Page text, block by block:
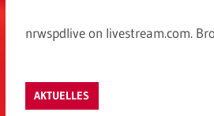
nrwspdlive on livestream.com.
AKTUELLES